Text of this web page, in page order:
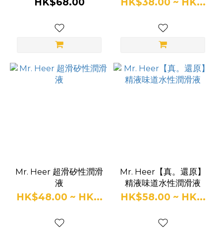
Mr. Heer 超滑矽性潤滑
液
HK$48.00 ~ HK...
Mr. Heer【真。還原】
精液味道水性潤滑液
HK$58.00 ~ HK...